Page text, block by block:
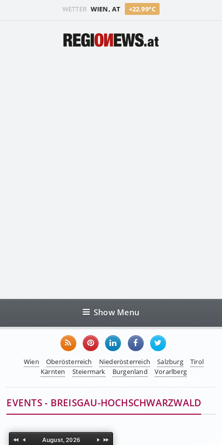
WETTER WIEN, AT +22.99°C
Show Menu
Wien Oberösterreich Niederösterreich Salzburg
Tirol
Kärnten
Steiermark Burgenland Vorarlberg
EVENTS - BREISGAU-HOCHSCHWARZWALD
August, 2026